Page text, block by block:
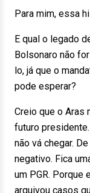
Para mim, essa
E qual o legado
Bolsonaro não
lo, já que o
pode esperar?
Creio que o Aras
futuro
não vá chegar.
negativo. Fica
um PGR. Porque
arquivou casos